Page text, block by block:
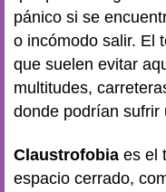
pánico si se
o incómodo salir. El
que suelen evitar
multitudes,
donde podrían sufrir
Claustrofobia es el
espacio cerrado,